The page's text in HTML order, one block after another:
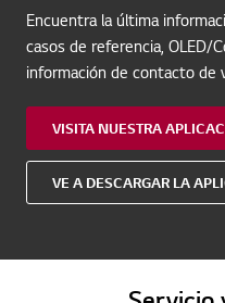
Encuentra la última
casos de referencia, OLED/
información de contacto de
VISITA NUESTRA
VE A DESCARGAR LA